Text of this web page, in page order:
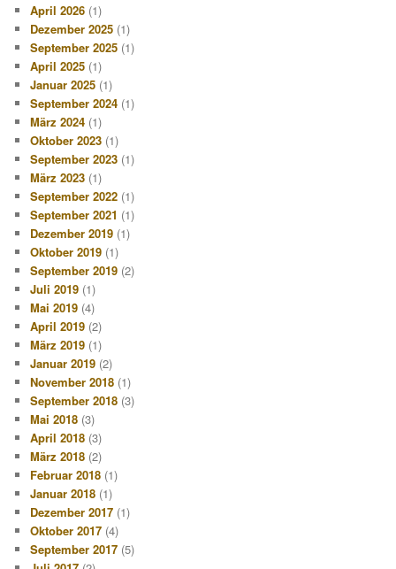
April 2026 (1)
Dezember 2025 (1)
September 2025 (1)
April 2025 (1)
Januar 2025 (1)
September 2024 (1)
März 2024 (1)
Oktober 2023 (1)
September 2023 (1)
März 2023 (1)
September 2022 (1)
September 2021 (1)
Dezember 2019 (1)
Oktober 2019 (1)
September 2019 (2)
Juli 2019 (1)
Mai 2019 (4)
April 2019 (2)
März 2019 (1)
Januar 2019 (2)
November 2018 (1)
September 2018 (3)
Mai 2018 (3)
April 2018 (3)
März 2018 (2)
Februar 2018 (1)
Januar 2018 (1)
Dezember 2017 (1)
Oktober 2017 (4)
September 2017 (5)